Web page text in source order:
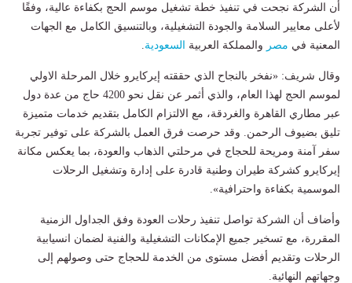
أن الشركة نجحت في تنفيذ خطة تشغيل موسم الحج بكفاءة عالية، وفقًا
لأعلى معايير السلامة والجودة التشغيلية، وبالتنسيق الكامل مع الجهات
المعنية في مصر والمملكة العربية السعودية.
وقال شريف: «نفخر بالنجاح الذي حققته إيركايرو خلال المرحلة الاولي
لموسم الحج لهذا العام، والذي أثمر عن نقل نحو 4200 حاج من عدة دول
عبر مطاري القاهرة والغردقة، مع الالتزام الكامل بتقديم خدمات متميزة
تليق بضيوف الرحمن. وقد حرصت فرق العمل بالشركة على توفير تجربة
سفر آمنة ومريحة للحجاج في مرحلتي الذهاب والعودة، بما يعكس مكانة
إيركايرو كشركة طيران وطنية قادرة على إدارة وتشغيل الرحلات
الموسمية بكفاءة واحترافية».
وأضاف أن الشركة تواصل تنفيذ رحلات العودة وفق الجداول الزمنية
المقررة، مع تسخير جميع الإمكانات التشغيلية والفنية لضمان انسيابية
الرحلات وتقديم أفضل مستوى من الخدمة للحجاج حتى وصولهم إلى
وجهاتهم النهائية.